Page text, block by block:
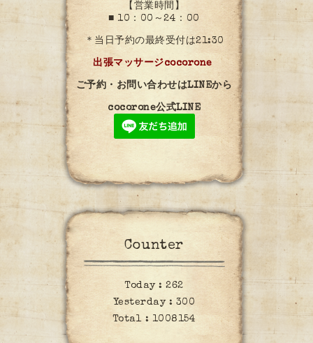
【営業時間】
■ 10：00～24：00
＊当日予約の最終受付は21:30
出張マッサージcocorone
ご予約・お問い合わせはLINEから
cocorone公式LINE
Counter
Today :262
Yesterday : 300
Total : 1008154